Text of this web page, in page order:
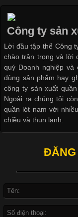
Các Form Áo Thun
Ngành May Mặc Áo
thuộc và được sử
dạng về màu sắc
khác nhau để phù
cầu
Khám Phá Áo
Công ty sản
Lời đầu tập thể Công
chào trân trọng và lời
quý Doanh nghiệp
dùng sản phẩm hay
công ty sản xuất
Ngoài ra chúng tôi
quần lót nam với
chiều và thun lạnh.
ĐĂNG